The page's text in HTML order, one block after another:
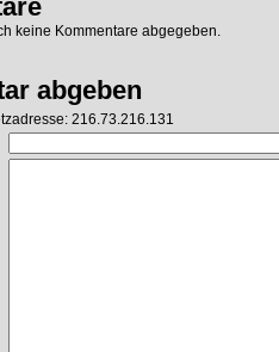
keine Kommentare abgegeben.
abgeben
216.73.216.131